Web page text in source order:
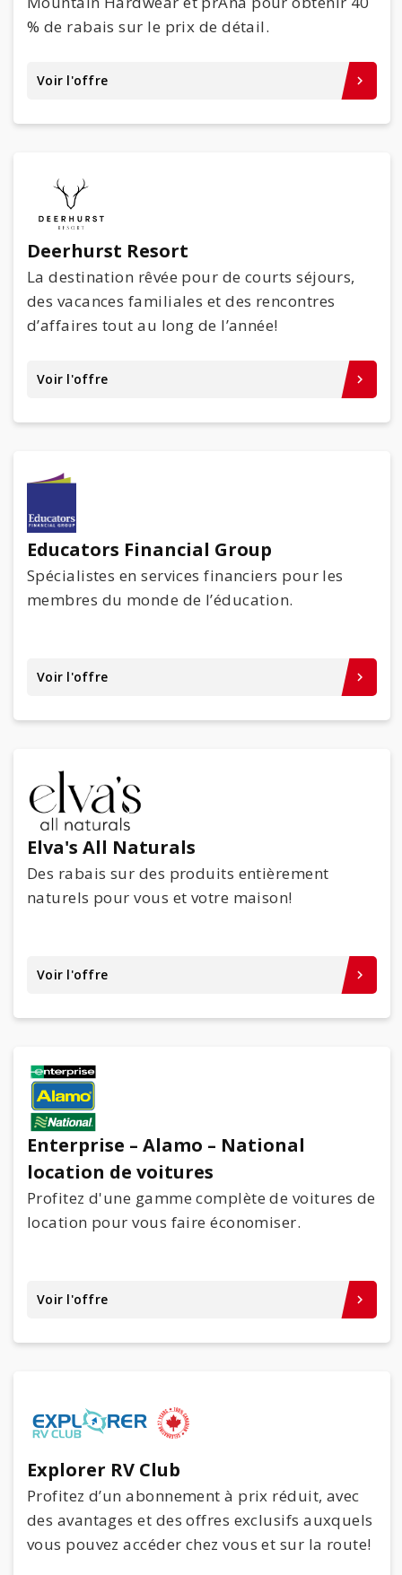
% de rabais sur le prix de détail.
Voir l'offre keyboard_arrow_right
Deerhurst Resort
La destination rêvée pour de courts séjours,
des vacances familiales et des rencontres
d’affaires tout au long de l’année!
Voir l'offre keyboard_arrow_right
Educators Financial Group
Spécialistes en services financiers pour les
membres du monde de l’éducation.
Voir l'offre keyboard_arrow_right
Elva's All Naturals
Des rabais sur des produits entièrement
naturels pour vous et votre maison!
Voir l'offre keyboard_arrow_right
Enterprise – Alamo – National
location de voitures
Profitez d'une gamme complète de voitures de
location pour vous faire économiser.
Voir l'offre keyboard_arrow_right
Explorer RV Club
Profitez d’un abonnement à prix réduit, avec
des avantages et des offres exclusifs auxquels
vous pouvez accéder chez vous et sur la route!